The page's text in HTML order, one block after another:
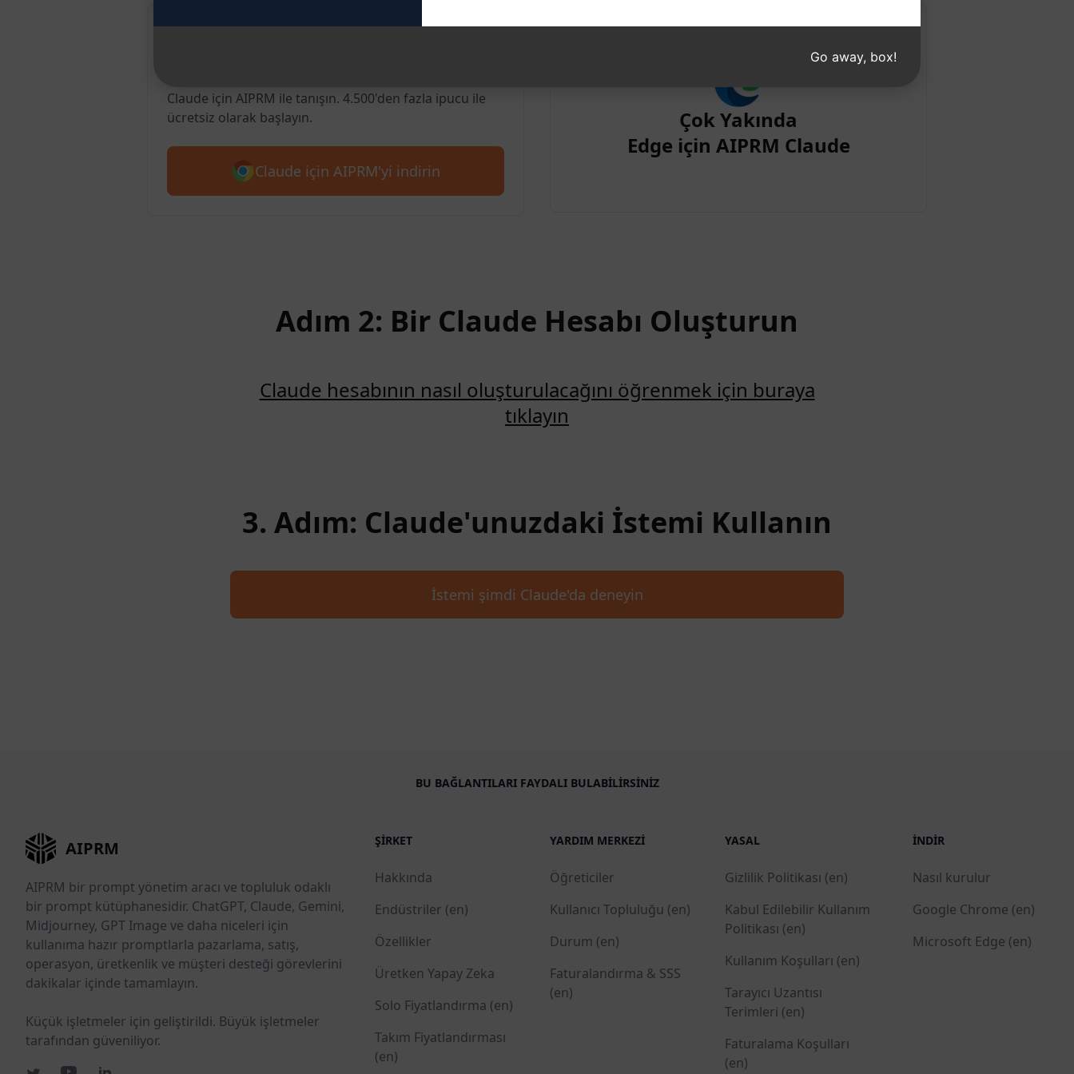
Claude için AIPRM ile tanışın. 4.500'den fazla ipucu ile
ücretsiz olarak başlayın.
Claude için AIPRM'yi indirin
Çok Yakında
Edge için AIPRM Claude
Adım 2: Bir Claude Hesabı Oluşturun
Claude hesabının nasıl oluşturulacağını öğrenmek için buraya
tıklayın
3. Adım: Claude'unuzdaki İstemi Kullanın
İstemi şimdi Claude'da deneyin
BU BAĞLANTILARI FAYDALI BULABILIRSINIZ
AIPRM
AIPRM bir prompt yönetim aracı ve topluluk odaklı
bir prompt kütüphanesidir. ChatGPT, Claude, Gemini,
Midjourney, GPT Image ve daha niceleri için
kullanıma hazır promptlarla pazarlama, satış,
operasyon, üretkenlik ve müşteri desteği görevlerini
dakikalar içinde tamamlayın.
Küçük işletmeler için geliştirildi. Büyük işletmeler
tarafından güveniliyor.
ŞIRKET
Hakkında
Endüstriler (en)
Özellikler
Üretken Yapay Zeka
Solo Fiyatlandırma (en)
Takım Fiyatlandırması
(en)
YARDIM MERKEZI
Öğreticiler
Kullanıcı Topluluğu (en)
Durum (en)
Faturalandırma & SSS
(en)
YASAL
Gizlilik Politikası (en)
Kabul Edilebilir Kullanım
Politikası (en)
Kullanım Koşulları (en)
Tarayıcı Uzantısı
Terimleri (en)
Faturalama Koşulları
(en)
İNDIR
Nasıl kurulur
Google Chrome (en)
Microsoft Edge (en)
Go away, box!